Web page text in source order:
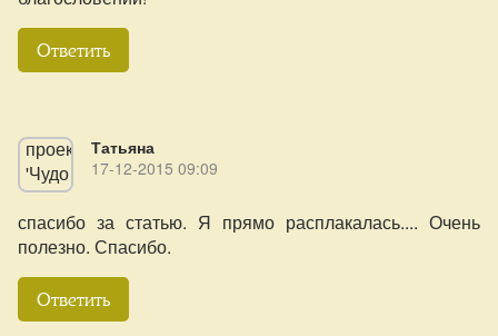
Ответить
Татьяна
17-12-2015 09:09
спасибо за статью. Я прямо расплакалась.... Очень
полезно. Спасибо.
Ответить